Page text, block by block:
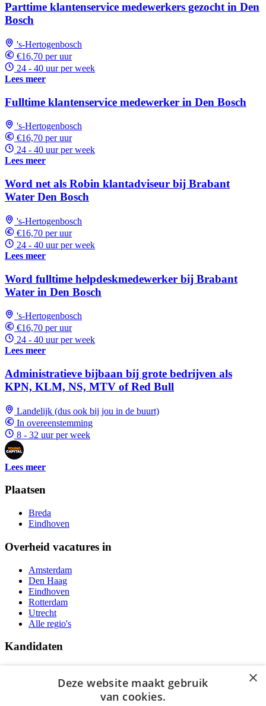
Parttime klantenservice medewerkers gezocht in Den
Bosch
's-Hertogenbosch
€16,70 per uur
24 - 40 uur per week
Lees meer
Fulltime klantenservice medewerker in Den Bosch
's-Hertogenbosch
€16,70 per uur
24 - 40 uur per week
Lees meer
Word net als Robin klantadviseur bij Brabant
Water Den Bosch
's-Hertogenbosch
€16,70 per uur
24 - 40 uur per week
Lees meer
Word fulltime helpdeskmedewerker bij Brabant
Water in Den Bosch
's-Hertogenbosch
€16,70 per uur
24 - 40 uur per week
Lees meer
Administratieve bijbaan bij grote bedrijven als
KPN, KLM, NS, MTV of Red Bull
Landelijk (dus ook bij jou in de buurt)
In overeenstemming
8 - 32 uur per week
Lees meer
Plaatsen
Breda
Eindhoven
Overheid vacatures in
Amsterdam
Den Haag
Eindhoven
Rotterdam
Utrecht
Alle regio's
Kandidaten
Vacatures
Over Vacatures Overheid Online
×
Deze website maakt gebruik
van cookies.